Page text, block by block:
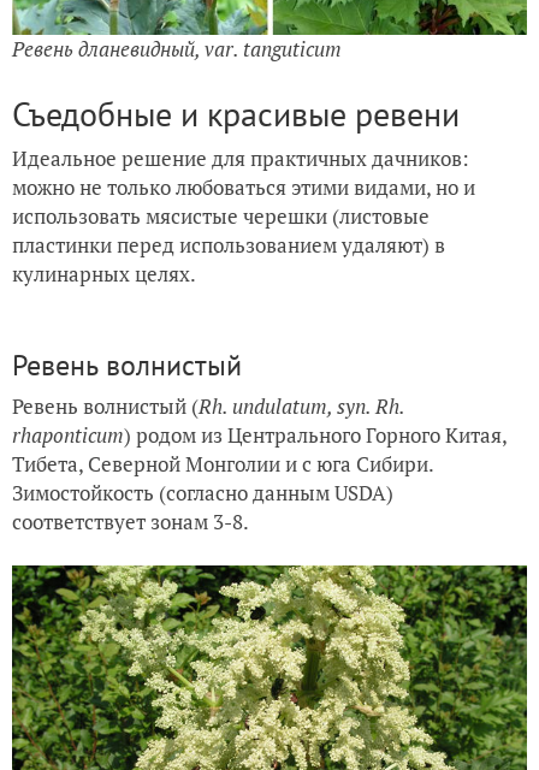
Ревень дланевидный, var. tanguticum
Съедобные и красивые ревени
Идеальное решение для практичных дачников:
можно не только любоваться этими видами, но и
использовать мясистые черешки (листовые
пластинки перед использованием удаляют) в
кулинарных целях.
Ревень волнистый
Ревень волнистый (Rh. undulatum, syn. Rh.
rhaponticum) родом из Центрального Горного Китая,
Тибета, Северной Монголии и с юга Сибири.
Зимостойкость (согласно данным USDA)
соответствует зонам 3-8.